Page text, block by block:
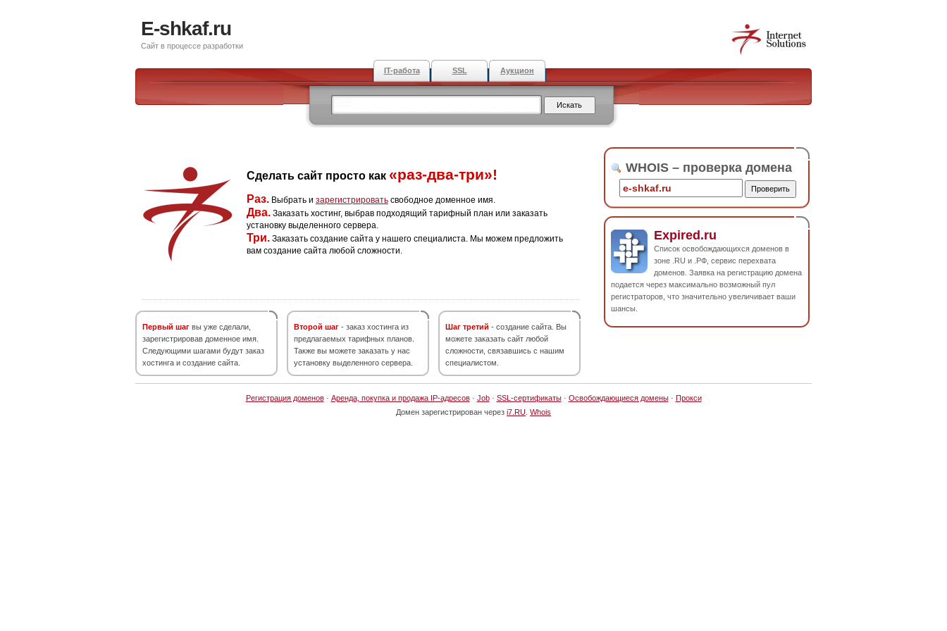
E-shkaf.ru
Сайт в процессе разработки
IT-работа SSL Аукцион
Сделать сайт просто как «раз-два-три»!
Раз. Выбрать и зарегистрировать свободное доменное имя.
Два. Заказать хостинг, выбрав подходящий тарифный план или заказать
установку выделенного сервера.
Три. Заказать создание сайта у нашего специалиста. Мы можем предложить
вам создание сайта любой сложности.
Первый шаг вы уже сделали,
зарегистрировав доменное имя.
Следующими шагами будут заказ
хостинга и создание сайта.
Второй шаг - заказ хостинга из
предлагаемых тарифных планов.
Также вы можете заказать у нас
установку выделенного сервера.
Шаг третий - создание сайта. Вы
можете заказать сайт любой
сложности, связавшись с нашим
специалистом.
WHOIS – проверка домена
Expired.ru
Список освобождающихся доменов в
зоне .RU и .РФ, сервис перехвата
доменов. Заявка на регистрацию домена
подается через максимально возможный пул
регистраторов, что значительно увеличивает ваши
шансы.
Регистрация доменов· Аренда, покупка и продажа IP-адресов· Job· SSL-сертификаты· Освобождающиеся домены· Прокси
Домен зарегистрирован через i7.RU Whois